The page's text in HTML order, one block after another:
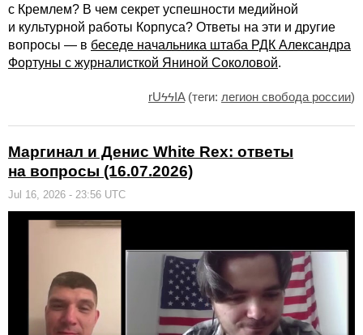
с Кремлем? В чем секрет успешности медийной
и культурной работы Корпуса? Ответы на эти и другие
вопросы — в беседе начальника штаба РДК Александра
Фортуны с журналисткой Яниной Соколовой.
rUϟϟIA(теги: легион свобода россии)
Маргинал и Денис White Rex: ответы
на вопросы (16.07.2026)
Jul 16, 2026 - 23:56 UTC